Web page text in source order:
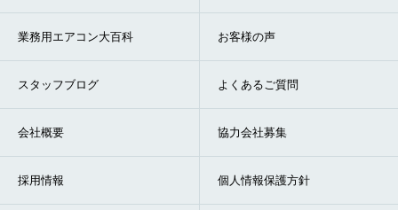
業務用エアコン大百科 お客様の声
スタッフブログ よくあるご質問
会社概要 協力会社募集
採用情報 個人情報保護方針